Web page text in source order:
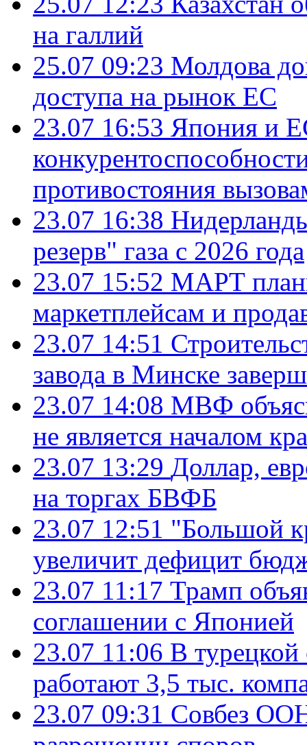
на галлий
25.07 09:23 Молдова
доступа на рынок ЕС
23.07 16:53 Япония и
противостояния
23.07 16:38
резерв" газа с 2026 года
23.07 15:52 МАРТ
маркетплейсам и
23.07 14:51
завода в Минске
23.07 14:08 МВФ
не является началом
23.07 13:29 Доллар,
на торгах БВФБ
23.07 12:51 "Большой
увеличит дефицит
23.07 11:17 Трамп
соглашении с Японией
23.07 11:06 В
работают 3,5 тыс.
23.07 09:31 Совбез